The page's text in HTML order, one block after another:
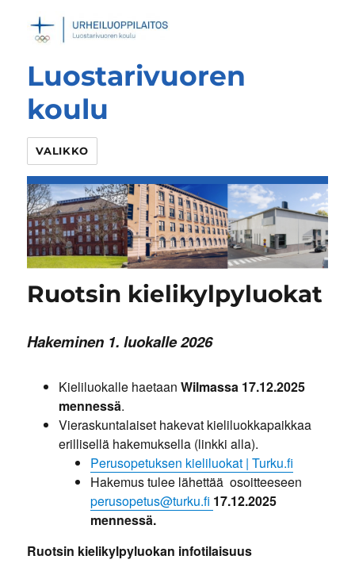
Luostarivuoren
koulu
VALIKKO
Ruotsin kielikylpyluokat
Hakeminen 1. luokalle 2026
Kieliluokalle haetaanWilmassa 17.12.2025
mennessä.
Vieraskuntalaiset hakevat kieliluokkapaikkaa
erillisellä hakemuksella (linkki alla).
Perusopetuksen kieliluokat | Turku.fi
Hakemus tulee lähettää osoitteeseen
perusopetus@turku.fi 17.12.2025
mennessä.
Ruotsin kielikylpyluokan infotilaisuus